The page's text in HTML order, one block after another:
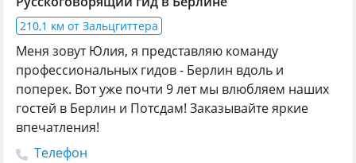
210,1 км от Зальцгиттера
Меня зовут Юлия, я представляю команду
профессиональных гидов - Берлин вдоль и
поперек. Вот уже почти 9 лет мы влюбляем наших
гостей в Берлин и Потсдам! Заказывайте яркие
впечатления!
Телефон